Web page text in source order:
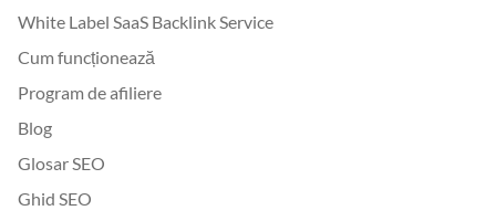
White Label SaaS Backlink Service
Cum funcționează
Program de afiliere
Blog
Glosar SEO
Ghid SEO